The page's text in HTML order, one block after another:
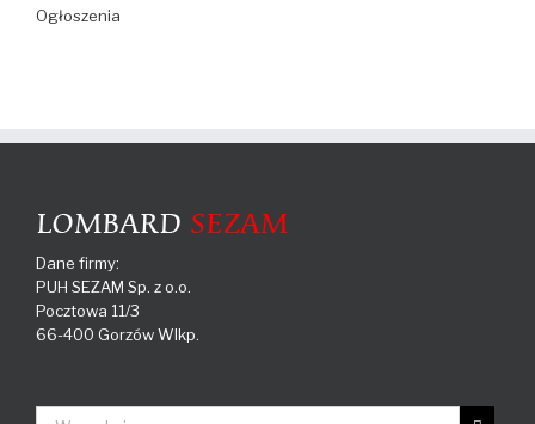
Ogłoszenia
Dane firmy:
PUH SEZAM Sp. z o.o.
Pocztowa 11/3
66-400 Gorzów Wlkp.